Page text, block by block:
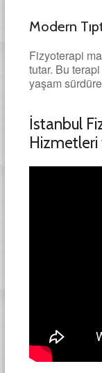
Modern
Fizyoterapi
tutar. Bu
yaşam
İstanbul
Hizmetleri